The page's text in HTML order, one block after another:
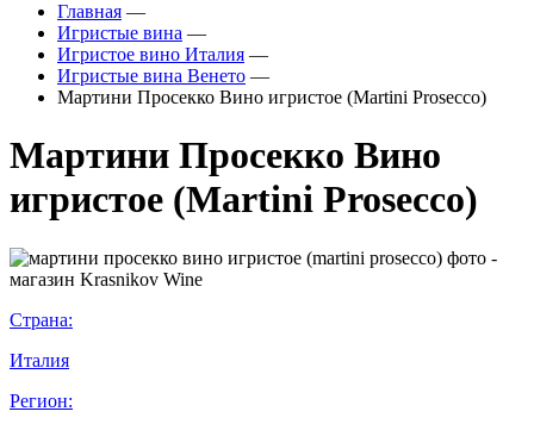
Главная —
Игристые вина —
Игристое вино Италия —
Игристые вина Венето —
Мартини Просекко Вино игристое (Martini Prosecco)
Мартини Просекко Вино
игристое (Martini Prosecco)
Страна:
Италия
Регион: